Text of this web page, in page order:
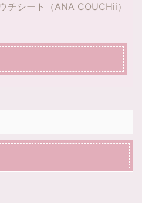
チシート（ANA COUCHii）